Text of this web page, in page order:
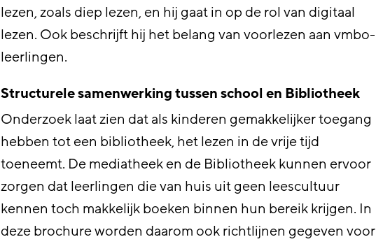
lezen, zoals diep lezen, en hij gaat in op de rol van digitaal
lezen. Ook beschrijft hij het belang van voorlezen aan vmbo-
leerlingen.
Structurele samenwerking tussen school en Bibliotheek
Onderzoek laat zien dat als kinderen gemakkelijker toegang
hebben tot een bibliotheek, het lezen in de vrije tijd
toeneemt. De mediatheek en de Bibliotheek kunnen ervoor
zorgen dat leerlingen die van huis uit geen leescultuur
kennen toch makkelijk boeken binnen hun bereik krijgen. In
deze brochure worden daarom ook richtlijnen gegeven voor